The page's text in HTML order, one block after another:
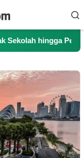
hingga Petani Kini